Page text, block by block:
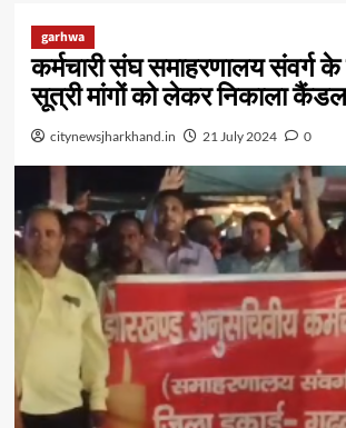
garhwa
कर्मचारी संघ समाहरणालय संवर्ग
सूत्री मांगों को लेकर निकाला कैंडल
citynewsjharkhand.in 21 July 2024 0